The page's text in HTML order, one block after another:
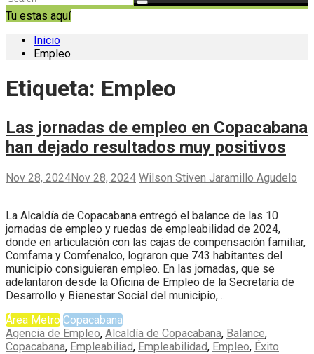
Tu estas aquí
Inicio
Empleo
Etiqueta: Empleo
Las jornadas de empleo en Copacabana
han dejado resultados muy positivos
Nov 28, 2024Nov 28, 2024 Wilson Stiven Jaramillo Agudelo
La Alcaldía de Copacabana entregó el balance de las 10
jornadas de empleo y ruedas de empleabilidad de 2024,
donde en articulación con las cajas de compensación familiar,
Comfama y Comfenalco, lograron que 743 habitantes del
municipio consiguieran empleo. En las jornadas, que se
adelantaron desde la Oficina de Empleo de la Secretaría de
Desarrollo y Bienestar Social del municipio,…
Área Metro Copacabana
Agencia de Empleo, Alcaldía de Copacabana, Balance,
Copacabana, Empleabiliad, Empleabilidad, Empleo, Éxito